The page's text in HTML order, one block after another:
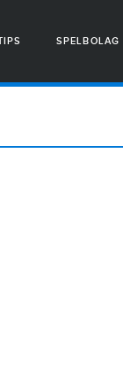
SPELBOLAG